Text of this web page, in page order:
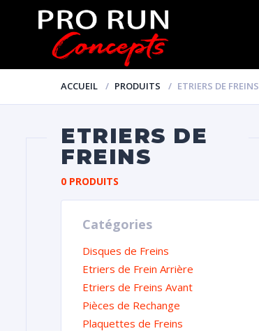
ACCUEIL PRODUITS ETRIERS DE FREINS
ETRIERS DE
FREINS
0 PRODUITS
Catégories
Disques de Freins
Etriers de Frein Arrière
Etriers de Freins Avant
Pièces de Rechange
Plaquettes de Freins